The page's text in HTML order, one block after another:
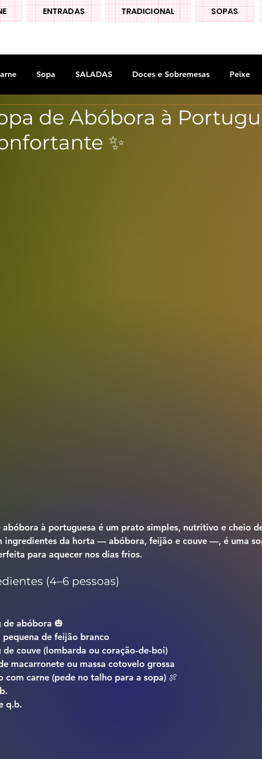
ENTRADAS TRADICIONAL SOPAS
Sopa SALADAS Doces e Sobremesas Peixe
FRUTAS Legumes
de Abóbora à
✨
abóbora à portuguesa é um prato simples, nutritivo e cheio
para aquecer nos dias frios.
(4–6 pessoas)
de abóbora 🎃
pequena de feijão branco
de couve (lombarda ou coração-de-boi)
macarronete ou massa cotovelo grossa
com carne (pede no talho para a sopa) 🍖
q.b.